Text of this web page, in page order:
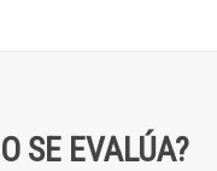
SE EVALÚA?